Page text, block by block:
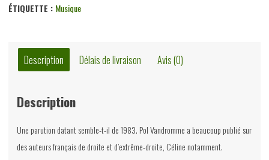
petit
Vandromme,
Marc
non-
ÉTIQUETTE : Musique
Description Délais de livraison Avis (0)
Description
Une parution datant semble-t-il de 1983. Pol Vandromme a beaucoup publié sur
des auteurs français de droite et d’extrême-droite, Céline notamment.